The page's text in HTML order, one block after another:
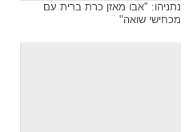
נתניהו: "אבו מאזן כרת ברית עם
מכחישי שואה"